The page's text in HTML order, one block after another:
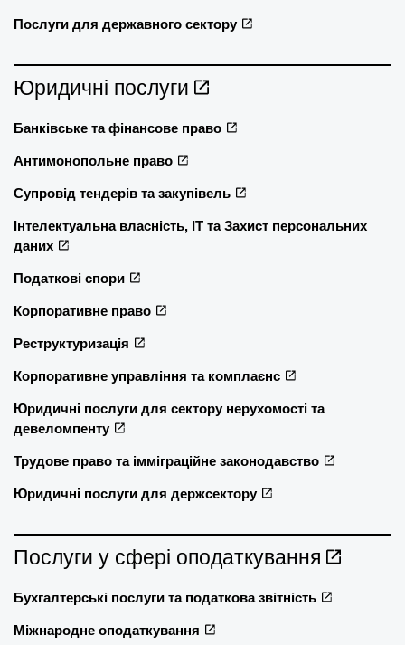
Послуги для державного сектору
Юридичні послуги
Банківське та фінансове право
Антимонопольне право
Супровід тендерів та закупівель
Інтелектуальна власність, ІТ та Захист персональних
даних
Податкові спори
Корпоративне право
Реструктуризація
Корпоративне управління та комплаєнс
Юридичні послуги для сектору нерухомості та
девеломпенту
Трудове право та імміграційне законодавство
Юридичні послуги для держсектору
Послуги у сфері оподаткування
Бухгалтерські послуги та податкова звітність
Міжнародне оподаткування